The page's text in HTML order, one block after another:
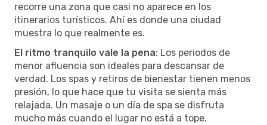
recorre una zona que casi no aparece en los
itinerarios turísticos. Ahí es donde una ciudad
muestra lo que realmente es.
El ritmo tranquilo vale la pena: Los periodos de
menor afluencia son ideales para descansar de
verdad. Los spas y retiros de bienestar tienen menos
presión, lo que hace que tu visita se sienta más
relajada. Un masaje o un día de spa se disfruta
mucho más cuando el lugar no está a tope.